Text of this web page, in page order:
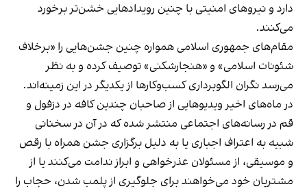
دارد و نیروهای امنیتی با چنین رویدادهایی خشن‌تر برخورد
می‌کنند.
مقام‌های جمهوری اسلامی همواره چنین جشن‌هایی را «برخلاف
شئونات اسلامی» و «هنجارشکنی» توصیف کرده و به نظر
می‌رسد نگران الگوبرداری کسب‌وکارها از یکدیگر در این زمینه‌اند.
در ماه‌های اخیر ویدیوهایی از صاحبان چندین کافه در دزفول و
قم در رسانه‌های اجتماعی منتشر شده که در آن در سخنانی
شبیه به اعتراف اجباری یا به دلیل برگزاری جشن همراه با رقص
و موسیقی، از مسئولان عذرخواهی و ابراز ندامت می‌کنند یا از
مشتریان خود می‌خواهند برای جلوگیری از پلمب شدن، حجاب را